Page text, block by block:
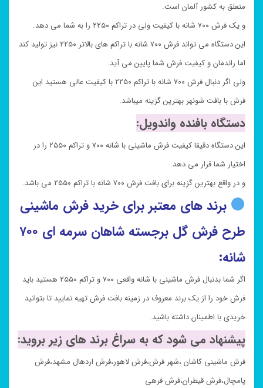
متعلق به کشور آلمان است.
و یک فرش ۷۰۰ شانه با کیفیت ولی در تراکم ۲۲۵۰ را به شما می دهد.
این دستگاه می تواند فرش ۷۰۰ شانه با تراکم های بالاتر ۲۲۵۰ نیز تولید کند
اما راندمان و کیفیت فرش شما پایین می آید.
ولی اگر دنبال فرش ۷۰۰ شانه با تراکم ۲۲۵۰ با کیفیت عالی هستید این
فرش با بافت شونهر بهترین گزینه میباشد.
دستگاه بافنده واندویل:
این دستگاه دقیقا کیفیت فرش ماشینی با شانه ۷۰۰ و تراکم ۲۵۵۰ را در
اختیار شما قرار می دهد.
و در واقع بهترین گزینه برای بافت فرش ۷۰۰ شانه با تراکم ۲۵۵۰ می باشد.
برند های معتبر برای خرید فرش ماشینی
طرح فرش گل برجسته شاهان سرمه ای ۷۰۰
شانه:
اگر شما بدنبال فرش ماشینی با شانه واقعی ۷۰۰ و تراکم ۲۵۵۰ هستید باید
فرش خود را از یک برند معروف در زمینه بافت فرش تهیه نمایید تا بتوانید
خریدی با اطمینان داشته باشید.
پیشنهاد می شود که به سراغ برند های زیر بروید:
فرش ماشینی کاشان ،شهر فرش،فرش لاهور،فرش اردهال مشهد،فرش
پامچال،فرش قیطران،فرش فرهی